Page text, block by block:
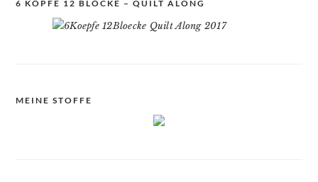
6 KÖPFE 12 BLÖCKE – QUILT ALONG
MEINE STOFFE